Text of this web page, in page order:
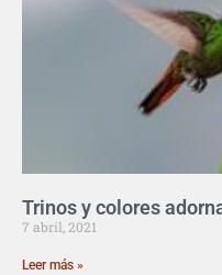
Trinos y colores
7 abril, 2021
Leer más »